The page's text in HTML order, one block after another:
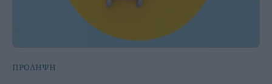
ΠΡΟΛΗΨΗ